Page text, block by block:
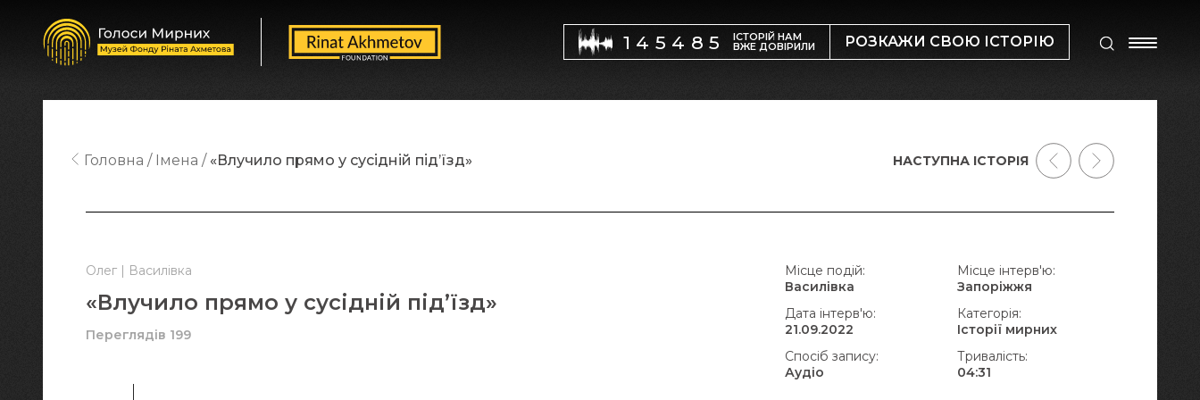
145485 ІСТОРІЙ НАМ
ВЖЕ ДОВІРИЛИ РОЗКАЖИ СВОЮ ІСТОРІЮ
Олег | Василівка
«Влучило прямо у сусідній під’їзд»
Переглядів 199
Головна Імена «Влучило прямо у сусідній під’їзд»
Місце подій:
Василівка
Місце інтерв'ю:
Запоріжжя
Дата інтерв'ю:
21.09.2022
Категорія:
Історії мирних
Спосіб запису:
Аудіо
Тривалість:
04:31
НАСТУПНА ІСТОРІЯ